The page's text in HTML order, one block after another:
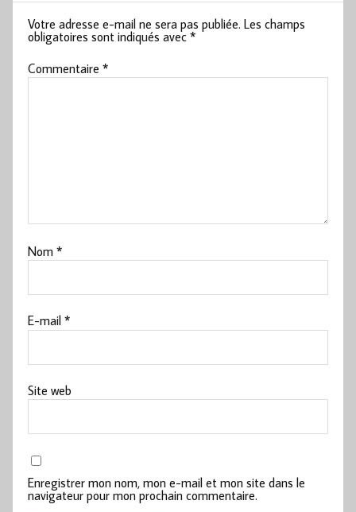
Votre adresse e-mail ne sera pas publiée. Les champs
obligatoires sont indiqués avec*
Commentaire*
Nom*
E-mail*
Site web
Enregistrer mon nom, mon e-mail et mon site dans le
navigateur pour mon prochain commentaire.